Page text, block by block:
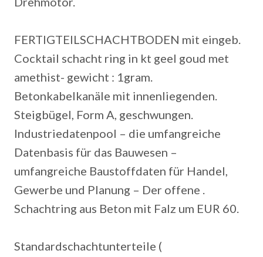
FERTIGTEILSCHACHTBODEN mit eingeb.
Cocktail schacht ring in kt geel goud met
amethist- gewicht : 1gram.
Betonkabelkanäle mit innenliegenden.
Steigbügel, Form A, geschwungen.
Industriedatenpool – die umfangreiche
Datenbasis für das Bauwesen –
umfangreiche Baustoffdaten für Handel,
Gewerbe und Planung – Der offene .
Schachtring aus Beton mit Falz um EUR 60.
Standardschachtunterteile (